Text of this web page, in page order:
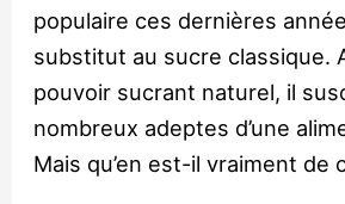
populaire ces dernières
substitut au sucre classique.
pouvoir sucrant naturel, il
nombreux adeptes d’une
Mais qu’en est-il vraiment de